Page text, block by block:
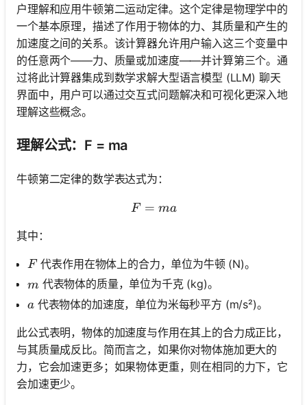
户理解和应用牛顿第二运动定律。这个定律是物理学中的
一个基本原理，描述了作用于物体的力、其质量和产生的
加速度之间的关系。该计算器允许用户输入这三个变量中
的任意两个——力、质量或加速度——并计算第三个。通
过将此计算器集成到数学求解大型语言模型 (LLM) 聊天
界面中，用户可以通过交互式问题解决和可视化更深入地
理解这些概念。
理解公式：F = ma
牛顿第二定律的数学表达式为：
F = ma
F = ma
其中：
F
F代表作用在物体上的合力，单位为牛顿 (N)。
m
m代表物体的质量，单位为千克 (kg)。
a
a代表物体的加速度，单位为米每秒平方 (m/s²)。
此公式表明，物体的加速度与作用在其上的合力成正比，
与其质量成反比。简而言之，如果你对物体施加更大的
力，它会加速更多；如果物体更重，则在相同的力下，它
会加速更少。